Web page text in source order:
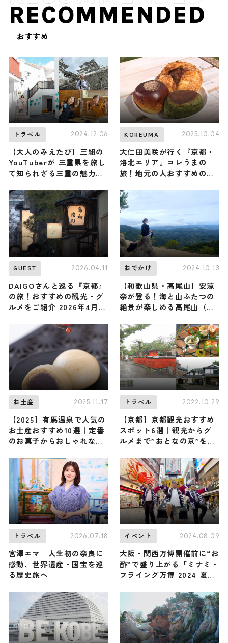
RECOMMENDED
おすすめ
トラベル 2024.12.06
【大人のみえたび】三組の
YouTuberが 三重県を旅し
て知られざる三重の魅力を
KOREUMA 2025.10.04
大仁田美咲が行く『京都・
洛北エリア』コレうまの
旅！地元の人おすすめのご
10月4日放送
GUEST 2026.04.11
DAIGOさんと巡る『京都』
の旅！おすすめの観光・グ
ルメをご紹介 2026年4月11
おでかけ 2024.10.13
【和歌山県・高尾山】安涼
奈が登る！海と山ふたつの
絶景が楽しめる高尾山（登
画）
お土産 2025.11.17
【2025】有馬温泉で人気の
お土産おすすめ10選｜定番
のお菓子からおしゃれなお
く紹介
トラベル 2022.10.29
【京都】京都観光おすすめ
スポット6選｜観光からグ
ルメまで”おとなの京”を大
トラベル 2026.07.18
宮澤エマ 人生初の奈良に
感動、世界遺産・国宝を巡
る歴史旅へ
イベント 2024.08.09
大阪・関西万博開催前に“お
酢”で盛り上がる「ミナミ・
フライング万博 2024 夏の